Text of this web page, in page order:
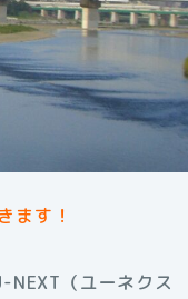
ます！
NEXT（ユーネクス